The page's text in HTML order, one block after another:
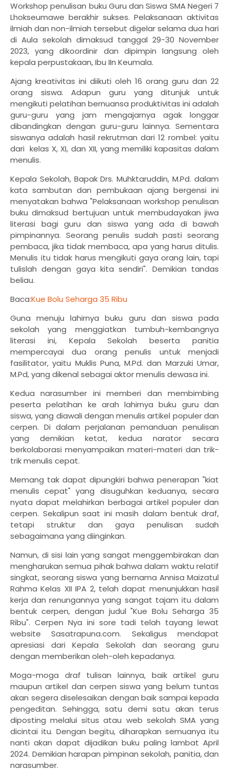
Workshop penulisan buku Guru dan Siswa SMA Negeri 7
Lhokseumawe berakhir sukses. Pelaksanaan aktivitas
ilmiah dan non-ilmiah tersebut digelar selama dua hari
di Aula sekolah dimaksud tanggal 29-30 November
2023, yang dikoordinir dan dipimpin langsung oleh
kepala perpustakaan, Ibu IIn Keumala.
Ajang kreativitas ini diikuti oleh 16 orang guru dan 22
orang siswa. Adapun guru yang ditunjuk untuk
mengikuti pelatihan bernuansa produktivitas ini adalah
guru-guru yang jam mengajarnya agak longgar
dibandingkan dengan guru-guru lainnya. Sementara
siswanya adalah hasil rekrutman dari 12 rombel: yaitu
dari kelas X, XI, dan XII, yang memiliki kapasitas dalam
menulis.
Kepala Sekolah, Bapak Drs. Muhktaruddin, M.Pd. dalam
kata sambutan dan pembukaan ajang bergensi ini
menyatakan bahwa "Pelaksanaan workshop penulisan
buku dimaksud bertujuan untuk membudayakan jiwa
literasi bagi guru dan siswa yang ada di bawah
pimpinannya. Seorang penulis sudah pasti seorang
pembaca, jika tidak membaca, apa yang harus ditulis.
Menulis itu tidak harus mengikuti gaya orang lain, tapi
tulislah dengan gaya kita sendiri". Demikian tandas
beliau.
Baca:Kue Bolu Seharga 35 Ribu
Guna menuju lahirnya buku guru dan siswa pada
sekolah yang menggiatkan tumbuh-kembangnya
literasi ini, Kepala Sekolah beserta panitia
mempercayai dua orang penulis untuk menjadi
fasilitator, yaitu Muklis Puna, M.Pd. dan Marzuki Umar,
M.Pd, yang dikenal sebagai aktor menulis dewasa ini.
Kedua narasumber ini memberi dan membimbing
peserta pelatihan ke arah lahirnya buku guru dan
siswa, yang diawali dengan menulis artikel populer dan
cerpen. Di dalam perjalanan pemanduan penulisan
yang demikian ketat, kedua narator secara
berkolaborasi menyampaikan materi-materi dan trik-
trik menulis cepat.
Memang tak dapat dipungkiri bahwa penerapan "kiat
menulis cepat" yang disuguhkan keduanya, secara
nyata dapat melahirkan berbagai artikel populer dan
cerpen. Sekalipun saat ini masih dalam bentuk draf,
tetapi struktur dan gaya penulisan sudah
sebagaimana yang diinginkan.
Namun, di sisi lain yang sangat menggembirakan dan
mengharukan semua pihak bahwa dalam waktu relatif
singkat, seorang siswa yang bernama Annisa Maizatul
Rahma Kelas XII IPA 2, telah dapat menunjukkan hasil
kerja dan renungannya yang sangat tajam itu dalam
bentuk cerpen, dengan judul "Kue Bolu Seharga 35
Ribu". Cerpen Nya ini sore tadi telah tayang lewat
website Sasatrapuna.com. Sekaligus mendapat
apresiasi dari Kepala Sekolah dan seorang guru
dengan memberikan oleh-oleh kepadanya.
Moga-moga draf tulisan lainnya, baik artikel guru
maupun artikel dan cerpen siswa yang belum tuntas
akan segera diselesaikan dengan baik sampai kepada
pengeditan. Sehingga, satu demi satu akan terus
diposting melalui situs atau web sekolah SMA yang
dicintai itu. Dengan begitu, diharapkan semuanya itu
nanti akan dapat dijadikan buku paling lambat April
2024. Demikian harapan pimpinan sekolah, panitia, dan
narasumber.